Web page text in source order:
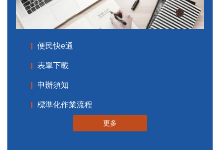
便民快e通
表單下載
申辦須知
標準化作業流程
更多